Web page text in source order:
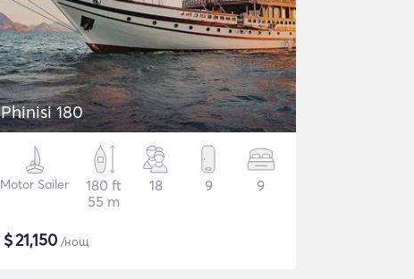
Phinisi 180
Motor Sailer
180 ft
55 m
18 9 9
$21,150 /нощ